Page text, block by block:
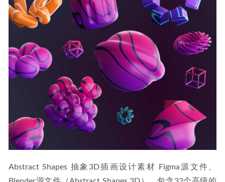
Abstract Shapes 抽象3D插画设计素材 Figma源文件、